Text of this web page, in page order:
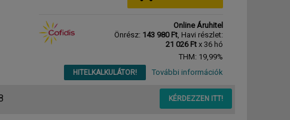
Online Áruhitel
Önrész: 143 980 Ft, Havi részlet:
21 026 Ft x 36 hó
THM: 19,99%
HITELKALKULÁTOR! További információk
KÉRDEZZEN ITT!